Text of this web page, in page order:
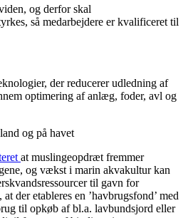
og derfor skal
så medarbejdere er kvalificeret til
der reducerer udledning af
optimering af anlæg, foder, avl og
og på havet
at muslingeopdræt fremmer
og vækst i marin akvakultur kan
til gavn for
der etableres en ’havbrugsfond’ med
til opkøb af bl.a. lavbundsjord eller